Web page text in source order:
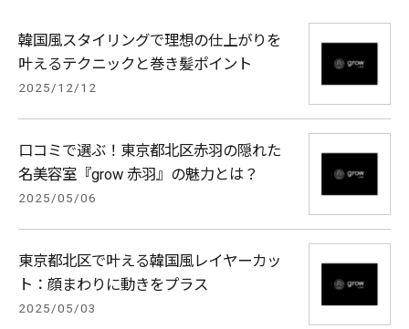
韓国風スタイリングで理想の仕上がりを
叶えるテクニックと巻き髪ポイント
2025/12/12
口コミで選ぶ！東京都北区赤羽の隠れた
名美容室『grow 赤羽』の魅力とは？
2025/05/06
東京都北区で叶える韓国風レイヤーカッ
ト：顔まわりに動きをプラス
2025/05/03